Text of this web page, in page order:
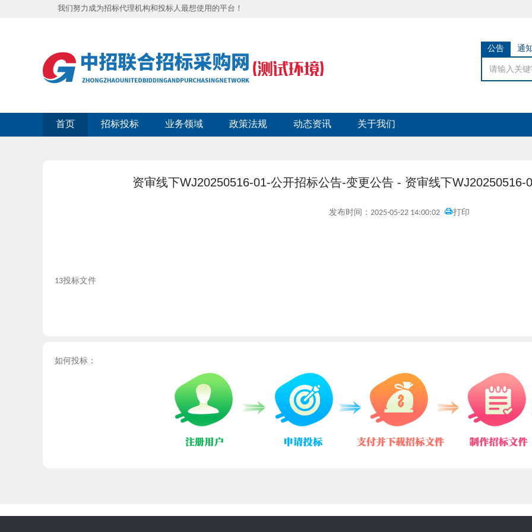
我们努力成为招标代理机构和投标人最想使用的平台！
公告 通
首页 招标投标 业务领域 政策法规 动态资讯 关于我们
资审线下WJ20250516-01-公开招标公告-变更公告 - 资审线下WJ20250516-
发布时间：2025-05-22 14:00:02 打印
13投标文件
如何投标：